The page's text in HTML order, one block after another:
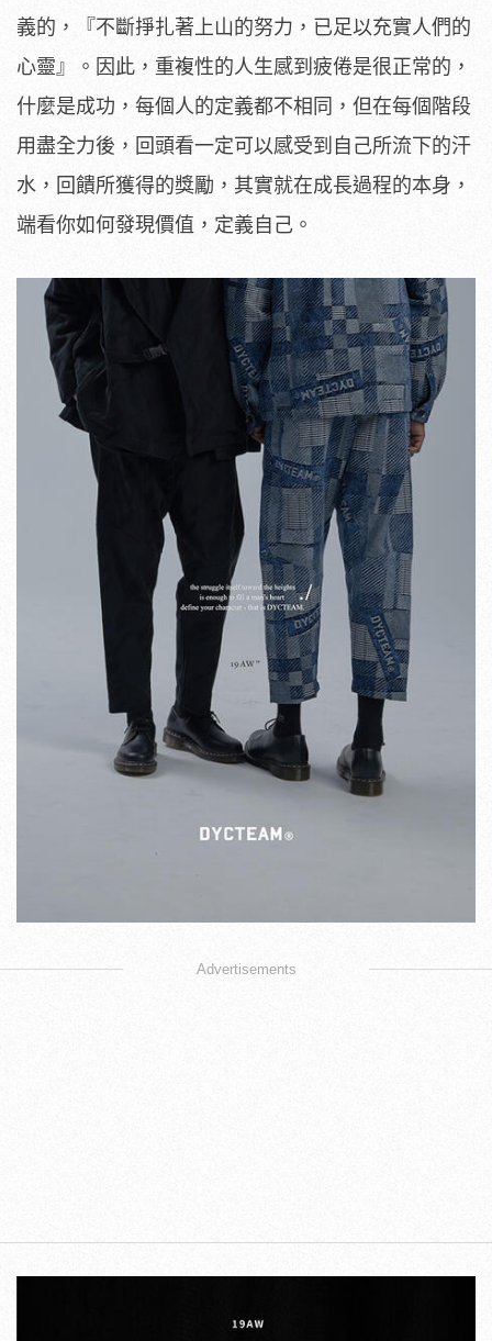
義的，『不斷掙扎著上山的努力，已足以充實人們的
心靈』。因此，重複性的人生感到疲倦是很正常的，
什麼是成功，每個人的定義都不相同，但在每個階段
用盡全力後，回頭看一定可以感受到自己所流下的汗
水，回饋所獲得的獎勵，其實就在成長過程的本身，
端看你如何發現價值，定義自己。
Advertisements